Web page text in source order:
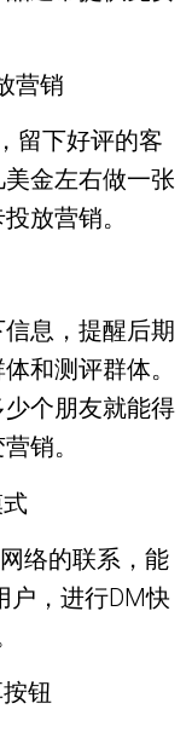
营销
留下好评的客
金左右做一张
放营销。
息，提醒后期
和测评群体。
个朋友就能得
销。
络的联系，能
户，进行DM快
钮